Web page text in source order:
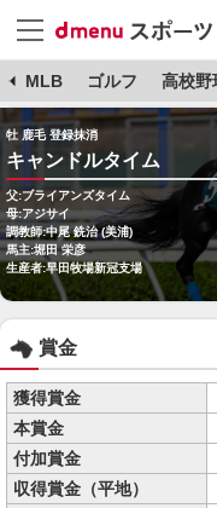
MLB ゴルフ 高校野
牡 鹿毛 登録抹消
キャンドルタイム
父:ブライアンズタイム
母:アジサイ
調教師:中尾 銑治 (美浦)
馬主:堀田 栄彦
生産者:早田牧場新冠支場
賞金
獲得賞金
本賞金
付加賞金
収得賞金（平地）